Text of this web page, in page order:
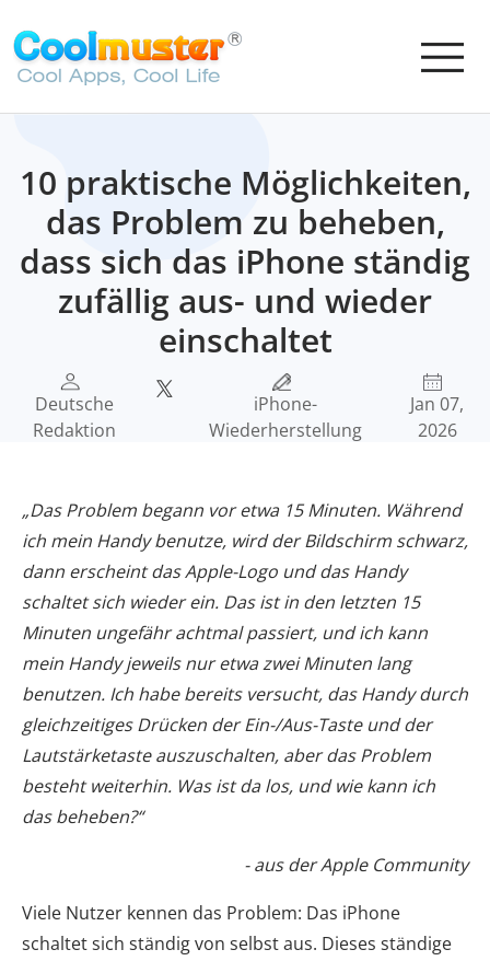
10 praktische Möglichkeiten,
das Problem zu beheben,
dass sich das iPhone ständig
zufällig aus- und wieder
einschaltet
Deutsche
Redaktion
iPhone-
Wiederherstellung
Jan 07,
2026
„Das Problem begann vor etwa 15 Minuten. Während
ich mein Handy benutze, wird der Bildschirm schwarz,
dann erscheint das Apple-Logo und das Handy
schaltet sich wieder ein. Das ist in den letzten 15
Minuten ungefähr achtmal passiert, und ich kann
mein Handy jeweils nur etwa zwei Minuten lang
benutzen. Ich habe bereits versucht, das Handy durch
gleichzeitiges Drücken der Ein-/Aus-Taste und der
Lautstärketaste auszuschalten, aber das Problem
besteht weiterhin. Was ist da los, und wie kann ich
das beheben?“
- aus der Apple Community
Viele Nutzer kennen das Problem: Das iPhone
schaltet sich ständig von selbst aus. Dieses ständige